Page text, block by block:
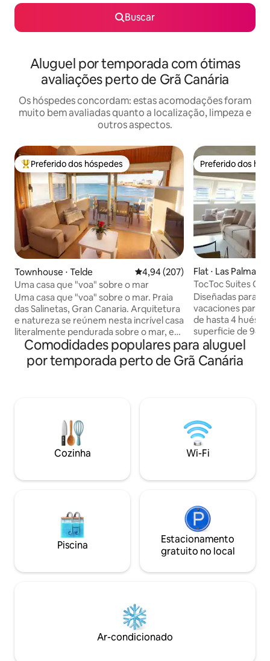
Buscar
Aluguel por temporada com ótimas
avaliações perto de Grã Canária
Os hóspedes concordam: estas acomodações foram
muito bem avaliadas quanto a localização, limpeza e
outros aspectos.
Entre os melhores preferidos dos hóspedes
Preferido dos hóspedes
Townhouse ⋅ Telde 4,94 de uma avaliação média de
4,94 (207)
Uma casa que "voa" sobre o mar
Uma casa que "voa" sobre o mar. Praia
das Salinetas, Gran Canaria. Arquitetura
e natureza se reúnem nesta incrível casa
literalmente pendurada sobre o mar, em
uma localização privilegiada na costa
leste de Gran Canaria. O edifício "voa"
sobre as rochas visualmente
observar, sem sair da cama, o sol
refletido no mar ao amanhecer; jantar
no terraço ao luar sentindo a carinho da
brisa ... são experiências inesquecíveis
iluminada e fica de frente para o mar. O
e o terraço do quarto principal tem uma
rede para tomar sol, relaxar e apreciar a
vista ou apenas ler um bom livro. E qual a
distância da praia? Bem, ao lado da casa!
até a praia ou até as superfícies rochosas
e "charcones" espetaculares repletos de
praia tranquila onde você pode relaxar,
descansar, praticar esportes aquáticos,
Preferido dos
Preferido dos
Flat ⋅ Las Palmas
nária
TocToc Suites
de 2 quartos...
Diseñadas para
vacaciones para
de hasta 4
superficie de
dormitorios con
cama doble y
que ofrecen la
del atlántico. Completamente equipado,
con ropa de
de cocina y vajilla,
Wifi, aire
pequeños de la
limpieza completa de
de que desee
de limpieza
contacto con el
pago) Se admiten mascotas (solo perros)
aplicar cargos.
Comodidades populares para aluguel
por temporada perto de Grã Canária
Cozinha Wi-Fi
Piscina
Estacionamento
gratuito no local
Ar-condicionado